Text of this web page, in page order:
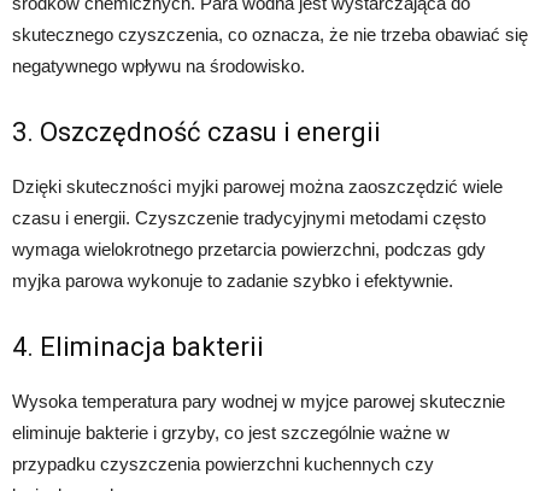
skutecznego czyszczenia, co oznacza, że nie trzeba obawiać się
negatywnego wpływu na środowisko.
3. Oszczędność czasu i energii
Dzięki skuteczności myjki parowej można zaoszczędzić wiele
czasu i energii. Czyszczenie tradycyjnymi metodami często
wymaga wielokrotnego przetarcia powierzchni, podczas gdy
myjka parowa wykonuje to zadanie szybko i efektywnie.
4. Eliminacja bakterii
Wysoka temperatura pary wodnej w myjce parowej skutecznie
eliminuje bakterie i grzyby, co jest szczególnie ważne w
przypadku czyszczenia powierzchni kuchennych czy